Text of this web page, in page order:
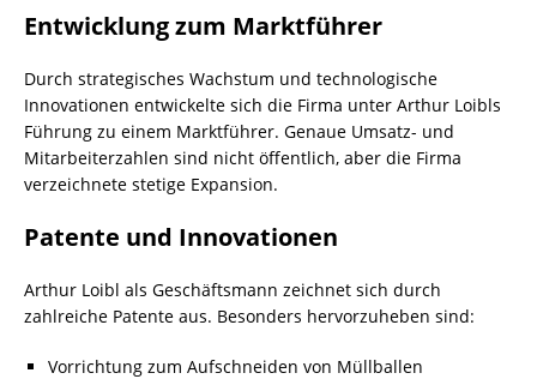
Entwicklung zum Marktführer
Durch strategisches Wachstum und technologische
Innovationen entwickelte sich die Firma unter Arthur Loibls
Führung zu einem Marktführer. Genaue Umsatz- und
Mitarbeiterzahlen sind nicht öffentlich, aber die Firma
verzeichnete stetige Expansion.
Patente und Innovationen
Arthur Loibl als Geschäftsmann zeichnet sich durch
zahlreiche Patente aus. Besonders hervorzuheben sind:
Vorrichtung zum Aufschneiden von Müllballen